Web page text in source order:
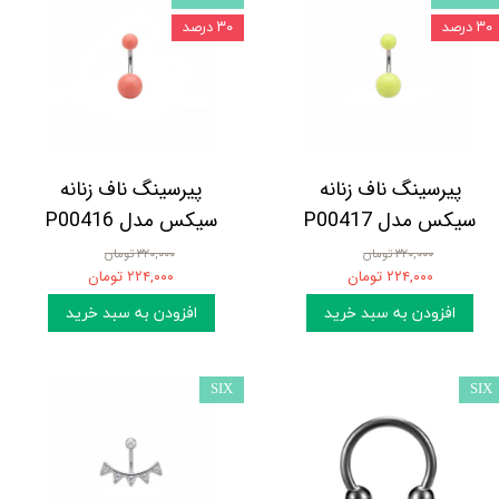
پیرسینگ ناف زنانه
سیکس مدل P00417
۳۲۰,۰۰۰ تومان
۲۲۴,۰۰۰ تومان
افزودن به سبد خرید
۳۰ درصد
پیرسینگ ناف زنانه
سیکس مدل P00416
۳۲۰,۰۰۰ تومان
۲۲۴,۰۰۰ تومان
افزودن به سبد خرید
۳۰ درصد
SIX
SIX